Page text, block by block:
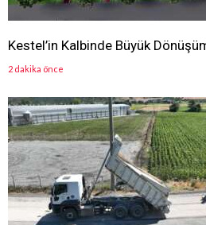
Kestel’in Kalbinde Büyük
2 dakika önce